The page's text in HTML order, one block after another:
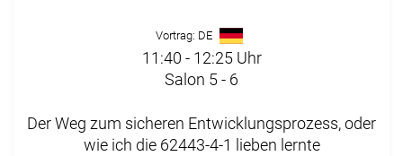
Vortrag: DE
11:40 - 12:25 Uhr
Salon 5 - 6
Der Weg zum sicheren Entwicklungsprozess, oder
wie ich die 62443-4-1 lieben lernte